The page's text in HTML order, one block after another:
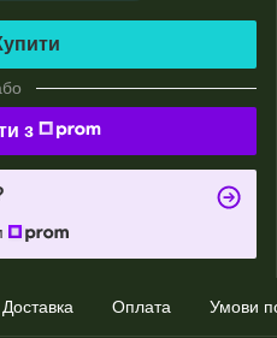
з
Доставка Оплата Умови